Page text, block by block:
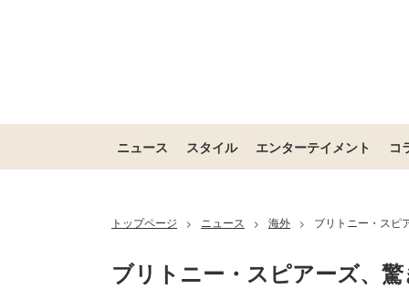
ニュース スタイル エンターテイメント コ
トップページ > ニュース > 海外 > ブリトニー・スピ
ブリトニー・スピアーズ、